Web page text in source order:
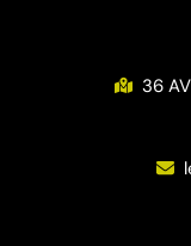
36